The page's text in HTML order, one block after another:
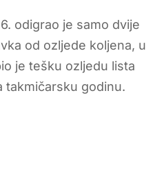
odigrao je samo dvije
od ozljede koljena, u
je tešku ozljedu lista
takmičarsku godinu.